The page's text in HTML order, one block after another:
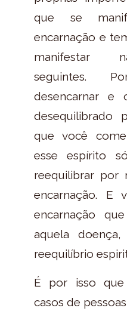
que se
encarnação e
manifestar
seguintes.
desencarnar e
desequilibrado
que você
esse espírito
reequilibrar por
encarnação. E
encarnação
aquela
reequilíbrio
É por isso que
casos de